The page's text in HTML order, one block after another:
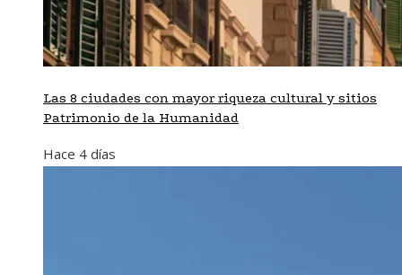
Las 8 ciudades con mayor riqueza cultural y sitios
Patrimonio de la Humanidad
Hace 4 días